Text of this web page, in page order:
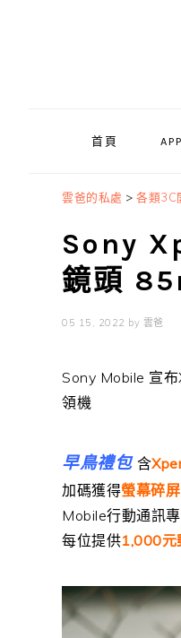
首頁
雲爸的私處 > 各類3C
Sony
鏡頭
05 15, 2022 by 雲爸
Sony Mobile 宣布
領機
早鳥禮包 含
加碼獲得螢幕碎
Mobile行動通訊
每位提供1,000元